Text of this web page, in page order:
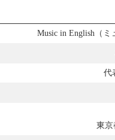
Music in English（
代
東京